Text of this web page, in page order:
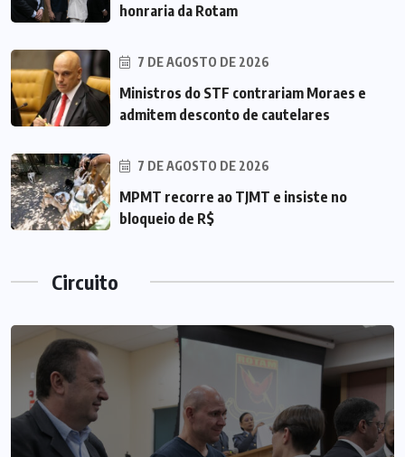
honraria da Rotam
7 DE AGOSTO DE 2026
Ministros do STF contrariam Moraes e
admitem desconto de cautelares
7 DE AGOSTO DE 2026
MPMT recorre ao TJMT e insiste no
bloqueio de R$
Circuito